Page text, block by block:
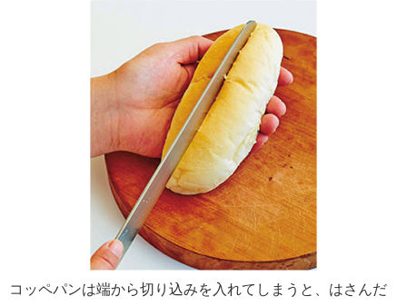
コッペパンは端から切り込みを入れてしまうと、はさんだ